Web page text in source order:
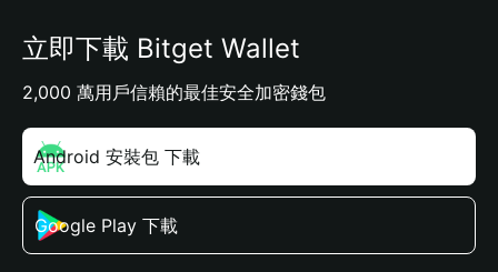
立即下載 Bitget Wallet
2,000 萬用戶信賴的最佳安全加密錢包
Android 安裝包 下載
Google Play 下載